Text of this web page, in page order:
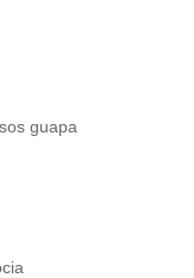
guapa